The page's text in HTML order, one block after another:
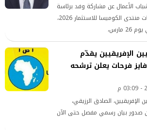
الأعمال عن مشاركة وفد برئاسة
محمد أبو باشا في فعاليات منتدى الكوميسا للاستثمار 2026،
الإفريقيين يقدّم
فرحات يعلن ترشحه
الصادق الرزيقي،
صدور بيان رسمي مفصل حتى الآن